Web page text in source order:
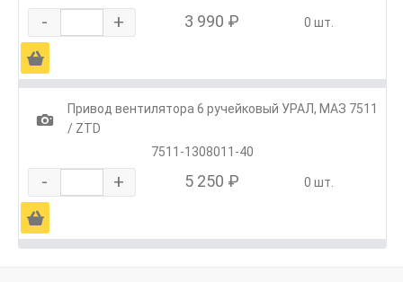
- + 3 990 ₽ 0 шт.
Ä
1
Привод вентилятора 6 ручейковый УРАЛ, МАЗ 7511
/ ZTD
7511-1308011-40
- + 5 250 ₽ 0 шт.
Ä